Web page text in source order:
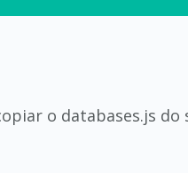
o databases.js